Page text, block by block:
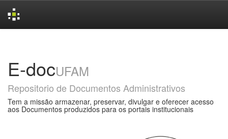
E-docUFAM
Repositorio de Documentos Administrativos
Tem a missão armazenar, preservar, divulgar e oferecer acesso
aos Documentos produzidos para os portais institucionais